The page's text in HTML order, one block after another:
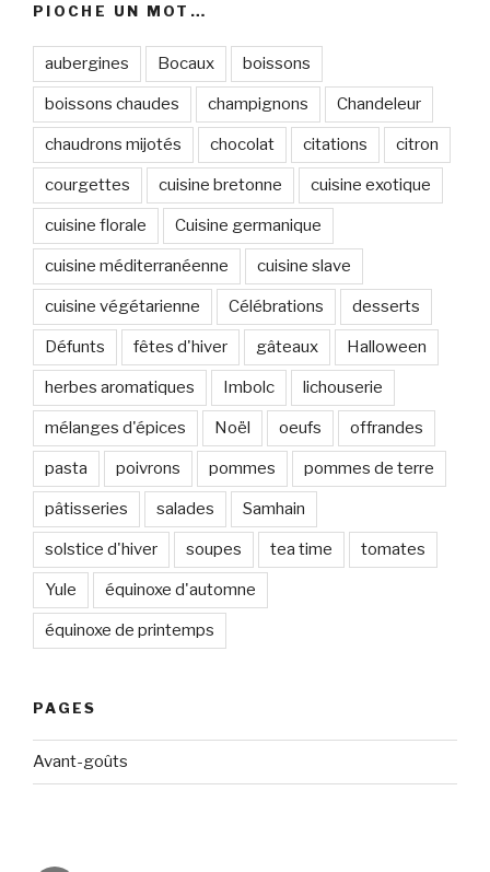
PIOCHE UN MOT…
aubergines Bocaux boissons
boissons chaudes champignons Chandeleur
chaudrons mijotés chocolat citations citron
courgettes cuisine bretonne cuisine exotique
cuisine florale Cuisine germanique
cuisine méditerranéenne cuisine slave
cuisine végétarienne Célébrations desserts
Défunts fêtes d'hiver gâteaux Halloween
herbes aromatiques Imbolc lichouserie
mélanges d'épices Noël oeufs offrandes
pasta poivrons pommes pommes de terre
pâtisseries salades Samhain
solstice d'hiver soupes tea time tomates
Yule équinoxe d'automne
équinoxe de printemps
PAGES
Avant-goûts